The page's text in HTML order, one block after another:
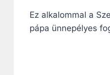
Ez alkalommal a
pápa ünnepélyes